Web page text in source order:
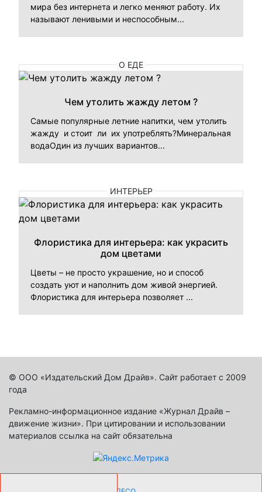
мира без интернета и легко меняют работу. Их
называют ленивыми и неспособным...
О ЕДЕ
Чем утолить жажду летом ?
Самые популярные летние напитки, чем утолить
жажду и стоит ли их употреблять?Минеральная
водаОдин из лучших вариантов...
ИНТЕРЬЕР
Флористика для интерьера: как украсить
дом цветами
Цветы – не просто украшение, но и способ
создать уют и наполнить дом живой энергией.
Флористика для интерьера позволяет ...
© ООО «Издательский Дом Драйв». Сайт работает с 2009
года
Рекламно-информационное издание «Журнал Драйв –
движение жизни». При цитировании и использовании
материалов ссылка на сайт обязательна